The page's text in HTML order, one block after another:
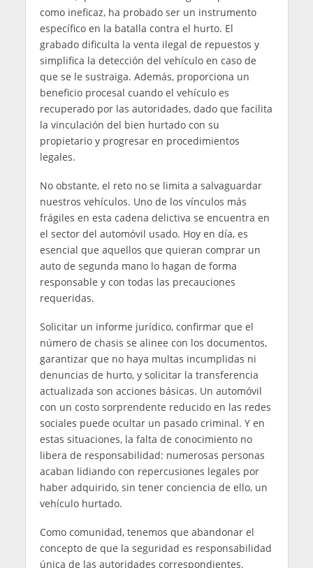
como ineficaz, ha probado ser un instrumento
específico en la batalla contra el hurto. El
grabado dificulta la venta ilegal de repuestos y
simplifica la detección del vehículo en caso de
que se le sustraiga. Además, proporciona un
beneficio procesal cuando el vehículo es
recuperado por las autoridades, dado que facilita
la vinculación del bien hurtado con su
propietario y progresar en procedimientos
legales.
No obstante, el reto no se limita a salvaguardar
nuestros vehículos. Uno de los vínculos más
frágiles en esta cadena delictiva se encuentra en
el sector del automóvil usado. Hoy en día, es
esencial que aquellos que quieran comprar un
auto de segunda mano lo hagan de forma
responsable y con todas las precauciones
requeridas.
Solicitar un informe jurídico, confirmar que el
número de chasis se alinee con los documentos,
garantizar que no haya multas incumplidas ni
denuncias de hurto, y solicitar la transferencia
actualizada son acciones básicas. Un automóvil
con un costo sorprendente reducido en las redes
sociales puede ocultar un pasado criminal. Y en
estas situaciones, la falta de conocimiento no
libera de responsabilidad: numerosas personas
acaban lidiando con repercusiones legales por
haber adquirido, sin tener conciencia de ello, un
vehículo hurtado.
Como comunidad, tenemos que abandonar el
concepto de que la seguridad es responsabilidad
única de las autoridades correspondientes.